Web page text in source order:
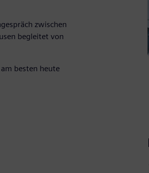
zwischen
begleitet von
besten heute